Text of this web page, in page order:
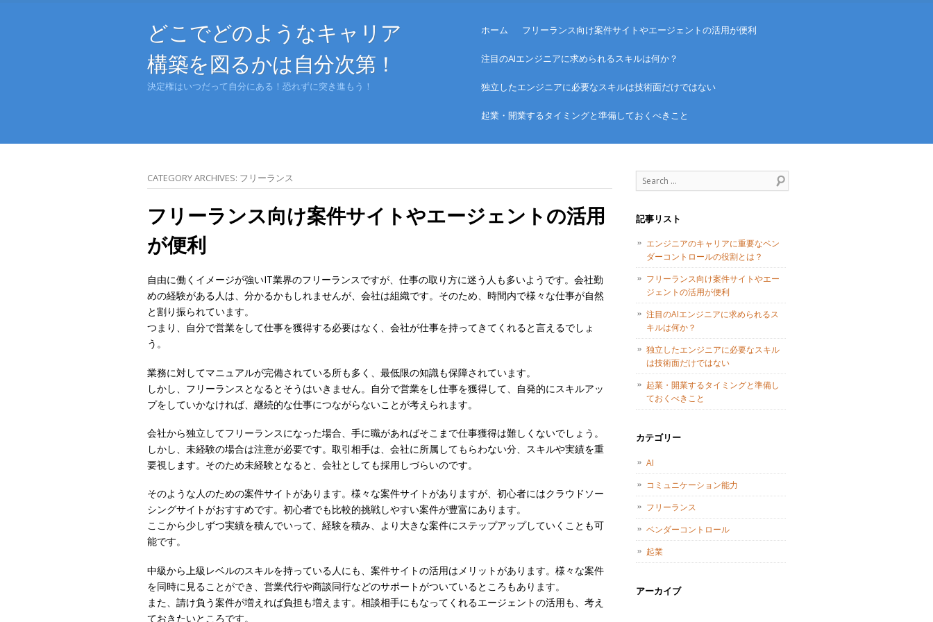
どこでどのようなキャリア
構築を図るかは自分次第！
決定権はいつだって自分にある！恐れずに突き進もう！
Skip to content
ホーム フリーランス向け案件サイトやエージェントの活用が便利
注目のAIエンジニアに求められるスキルは何か？
独立したエンジニアに必要なスキルは技術面だけではない
起業・開業するタイミングと準備しておくべきこと
CATEGORY ARCHIVES: フリーランス
フリーランス向け案件サイトやエージェントの活用
が便利
自由に働くイメージが強いIT業界のフリーランスですが、仕事の取り方に迷う人も多いようです。会社勤
めの経験がある人は、分かるかもしれませんが、会社は組織です。そのため、時間内で様々な仕事が自然
と割り振られています。
つまり、自分で営業をして仕事を獲得する必要はなく、会社が仕事を持ってきてくれると言えるでしょ
う。
業務に対してマニュアルが完備されている所も多く、最低限の知識も保障されています。
しかし、フリーランスとなるとそうはいきません。自分で営業をし仕事を獲得して、自発的にスキルアッ
プをしていかなければ、継続的な仕事につながらないことが考えられます。
会社から独立してフリーランスになった場合、手に職があればそこまで仕事獲得は難しくないでしょう。
しかし、未経験の場合は注意が必要です。取引相手は、会社に所属してもらわない分、スキルや実績を重
要視します。そのため未経験となると、会社としても採用しづらいのです。
そのような人のための案件サイトがあります。様々な案件サイトがありますが、初心者にはクラウドソー
シングサイトがおすすめです。初心者でも比較的挑戦しやすい案件が豊富にあります。
ここから少しずつ実績を積んでいって、経験を積み、より大きな案件にステップアップしていくことも可
能です。
中級から上級レベルのスキルを持っている人にも、案件サイトの活用はメリットがあります。様々な案件
を同時に見ることができ、営業代行や商談同行などのサポートがついているところもあります。
また、請け負う案件が増えれば負担も増えます。相談相手にもなってくれるエージェントの活用も、考え
ておきたいところです。
Search
記事リスト
エンジニアのキャリアに重要なベン
ダーコントロールの役割とは？
フリーランス向け案件サイトやエー
ジェントの活用が便利
注目のAIエンジニアに求められるス
キルは何か？
独立したエンジニアに必要なスキル
は技術面だけではない
起業・開業するタイミングと準備し
ておくべきこと
カテゴリー
AI
コミュニケーション能力
フリーランス
ベンダーコントロール
起業
アーカイブ